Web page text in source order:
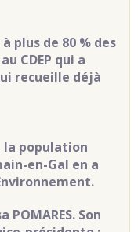
plus de 80 % des
CDEP qui a
recueille déjà
la population
en-Gal en a
POMARES. Son